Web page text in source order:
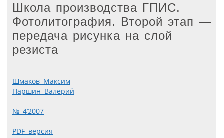
Школа производства ГПИС.
Фотолитография. Второй этап —
передача рисунка на слой
резиста
Шмаков Максим
Паршин Валерий
№ 4’2007
PDF версия